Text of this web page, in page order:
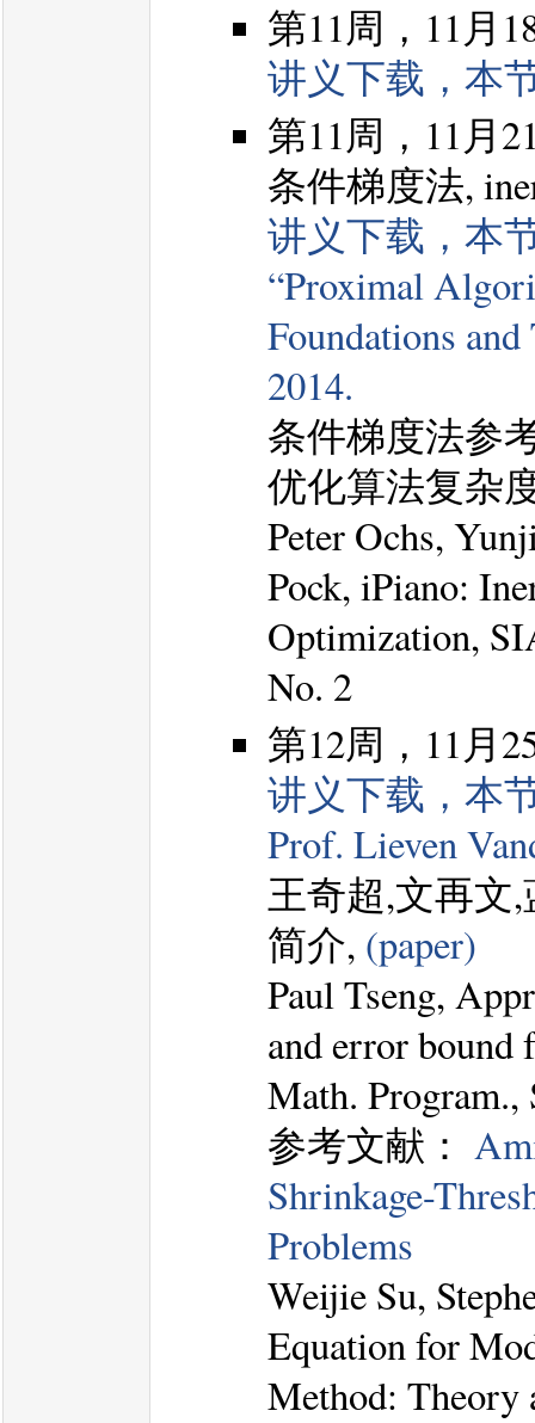
第11周，11月
讲义下载，本
第11周，11月
条件梯度法,
讲义下载，本
“Proximal
Foundations
2014.
条件梯度法参
优化算法复杂
Peter Ochs,
Pock, iPiano:
Optimization,
No. 2
第12周，11月
讲义下载，本
Prof. Lieven
王奇超,文再文
简介, (paper)
Paul Tseng,
and error bound
Math. Program.,
参考文献：
Shrinkage-
Problems
Weijie Su,
Equation for
Method: Theory